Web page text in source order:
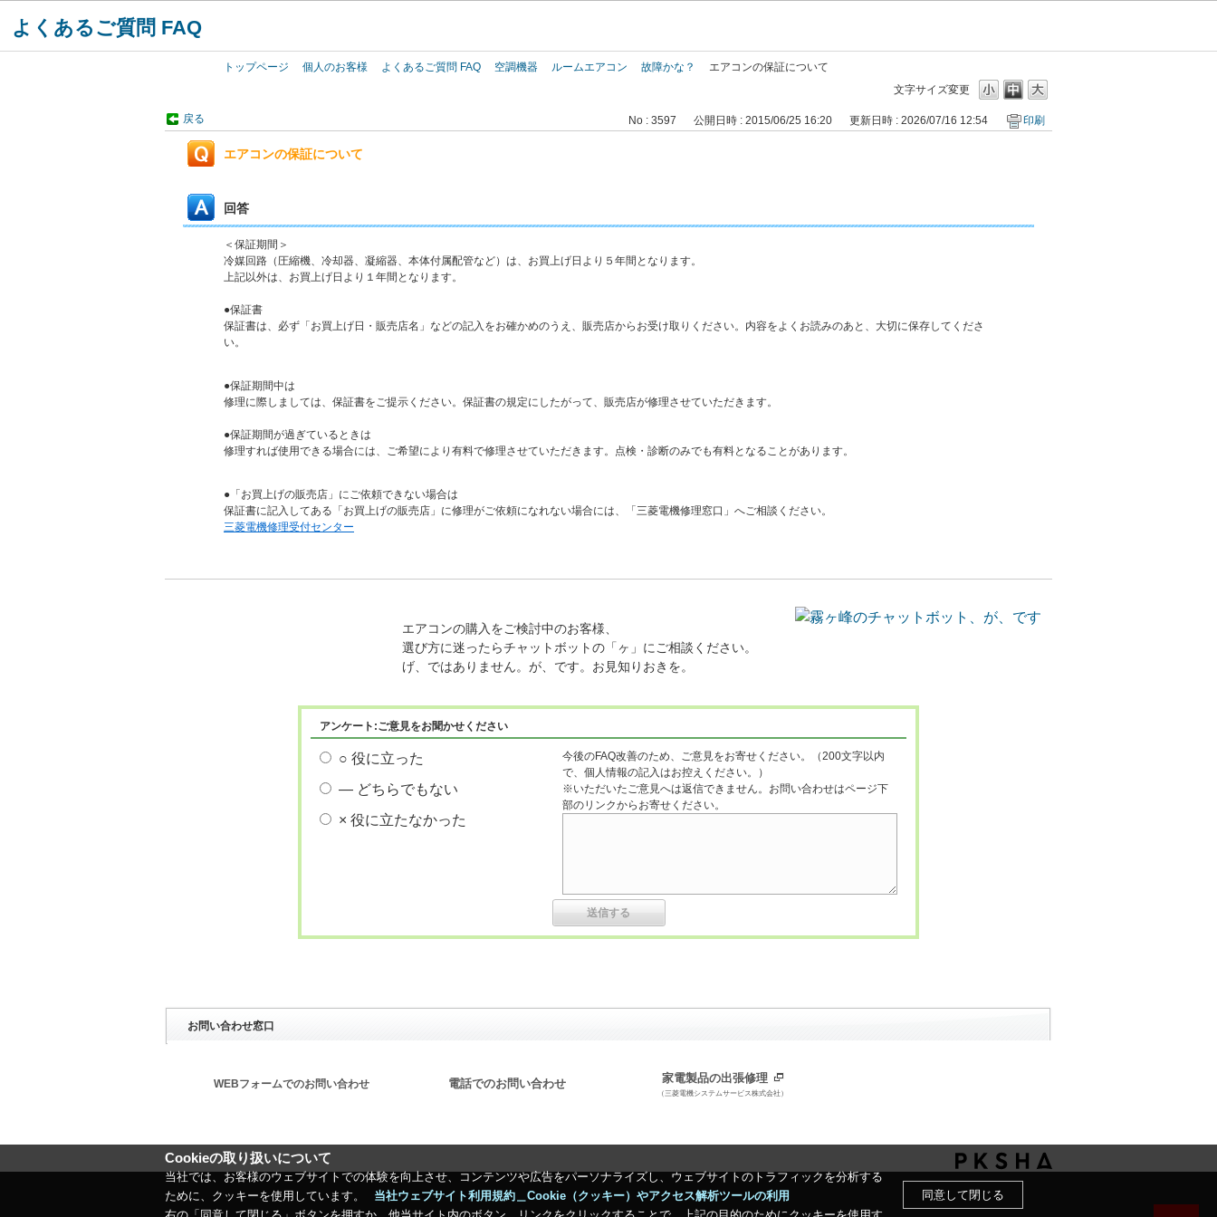
よくあるご質問 FAQ
トップページ 個人のお客様 よくあるご質問 FAQ 空調機器 ルームエアコン 故障かな？
エアコンの保証について
文字サイズ変更
戻る No : 3597 公開日時 : 2015/06/25 16:20 更新日時 : 2026/07/16 12:54 印刷
エアコンの保証について
回答
＜保証期間＞
冷媒回路（圧縮機、冷却器、凝縮器、本体付属配管など）は、お買上げ日より５年間となります。
上記以外は、お買上げ日より１年間となります。
●保証書
保証書は、必ず「お買上げ日・販売店名」などの記入をお確かめのうえ、販売店からお受け取りください。内容をよくお読みのあと、大切に保存してくださ
い。
●保証期間中は
修理に際しましては、保証書をご提示ください。保証書の規定にしたがって、販売店が修理させていただきます。
●保証期間が過ぎているときは
修理すれば使用できる場合には、ご希望により有料で修理させていただきます。点検・診断のみでも有料となることがあります。
●「お買上げの販売店」にご依頼できない場合は
保証書に記入してある「お買上げの販売店」に修理がご依頼になれない場合には、「三菱電機修理窓口」へご相談ください。
三菱電機修理受付センター
エアコンの購入をご検討中のお客様、
選び方に迷ったらチャットボットの「ヶ」にご相談ください。
げ、ではありません。が、です。お見知りおきを。
アンケート:ご意見をお聞かせください
○ 役に立った
― どちらでもない
× 役に立たなかった
今後のFAQ改善のため、ご意見をお寄せください。（200文字以内
で、個人情報の記入はお控えください。）
※いただいたご意見へは返信できません。お問い合わせはページ下
部のリンクからお寄せください。
お問い合わせ窓口
WEBフォームでのお問い合わせ 電話でのお問い合わせ 家電製品の出張修理
（三菱電機システムサービス株式会社）
Cookieの取り扱いについて
当社では、お客様のウェブサイトでの体験を向上させ、コンテンツや広告をパーソナライズし、ウェブサイトのトラフィックを分析する
ために、クッキーを使用しています。
当社ウェブサイト利用規約＿Cookie（クッキー）やアクセス解析ツールの利用
同意して閉じる